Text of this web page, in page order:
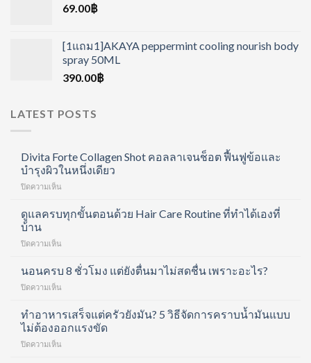
69.00฿
[1แถม1]AKAYA peppermint cooling nourish body
spray 50ML
390.00฿
LATEST POSTS
Divita Forte Collagen Shot คอลลาเจนช็อต ฟื้นฟูข้อและ
บำรุงผิวในหนึ่งเดียว
ปิดความเห็น
Collagen
คอ
ลา
ช็อต
ข้อ
และ
ดูแลครบทุกขั้นตอนด้วย Hair Care Routine ที่ทำได้เองที่
บ้าน
ปิดความเห็น
ครบ
ทุก
ขั้น
ด้วย
Hair
Routine
นอนครบ 8 ชั่วโมง แต่ยังตื่นมาไม่สดชื่น เพราะอะไร?
ปิดความเห็น
8
ชั่วโมง
แต่
ทำอาหารเสร็จแต่ครัวยังมัน? 5 วิธีจัดการคราบน้ำมันแบบ
ไม่ต้องออกแรงขัด
ปิดความเห็น